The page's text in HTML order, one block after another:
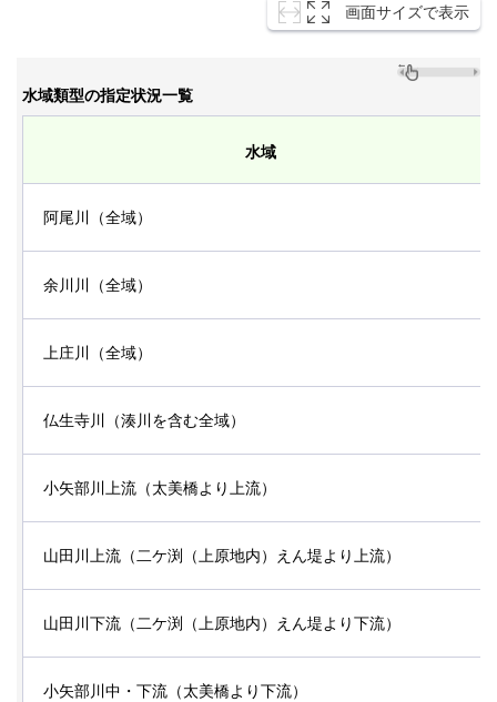
画面サイズで表示
水域類型の指定状況一覧
水域
阿尾川（全域）
余川川（全域）
上庄川（全域）
仏生寺川（湊川を含む全域）
小矢部川上流（太美橋より上流）
山田川上流（二ケ渕（上原地内）えん堤より上流）
山田川下流（二ケ渕（上原地内）えん堤より下流）
小矢部川中・下流（太美橋より下流）